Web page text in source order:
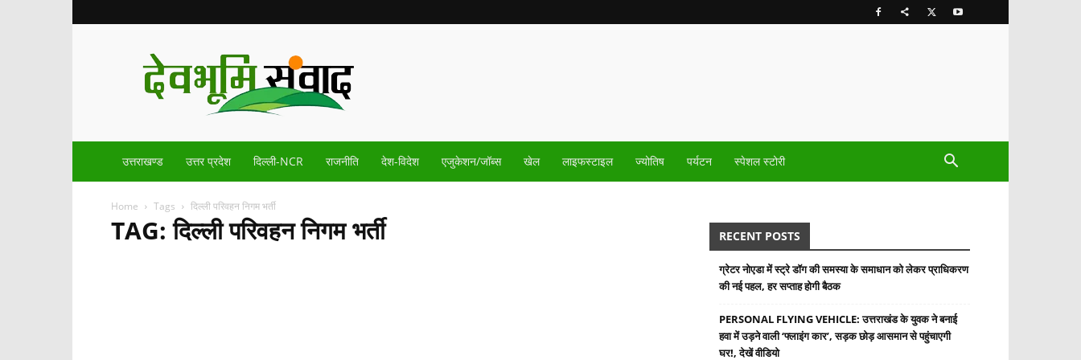
Devbhoomisamvad.com
उत्तराखण्ड उत्तर प्रदेश दिल्ली-NCR राजनीति देश-विदेश एजुकेशन/जॉब्स खेल लाइफस्टाइल ज्योतिष पर्यटन स्पेशल स्टोरी
Home Tags दिल्ली परिवहन निगम भर्ती
TAG: दिल्ली परिवहन निगम भर्ती RECENT POSTS
ग्रेटर नोएडा में स्ट्रे डॉग की समस्या के समाधान को लेकर प्राधिकरण
की नई पहल, हर सप्ताह होगी बैठक
PERSONAL FLYING VEHICLE: उत्तराखंड के युवक ने बनाई
हवा में उड़ने वाली ‘फ्लाइंग कार’, सड़क छोड़ आसमान से पहुंचाएगी
घर!, देखें वीडियो